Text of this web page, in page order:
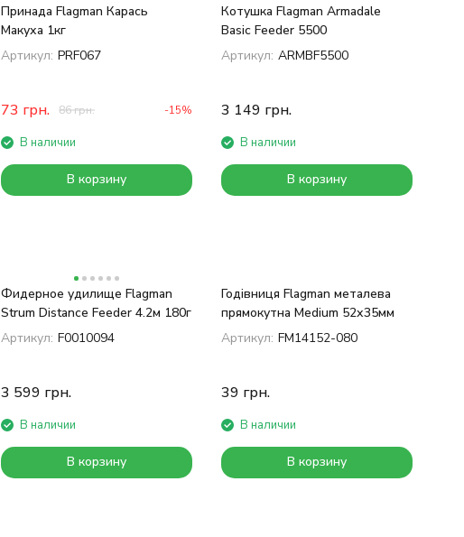
Принада Flagman Карась
Макуха 1кг
Артикул: PRF067
73 грн. 86грн. -15%
В наличии
В корзину
Котушка Flagman Armadale
Basic Feeder 5500
Артикул: ARMBF5500
3 149 грн.
В наличии
В корзину
Фидерное удилище Flagman
Strum Distance Feeder 4.2м 180г
Артикул: F0010094
3 599 грн.
В наличии
В корзину
Годівниця Flagman металева
прямокутна Medium 52х35мм
Артикул: FM14152-080
39 грн.
В наличии
В корзину